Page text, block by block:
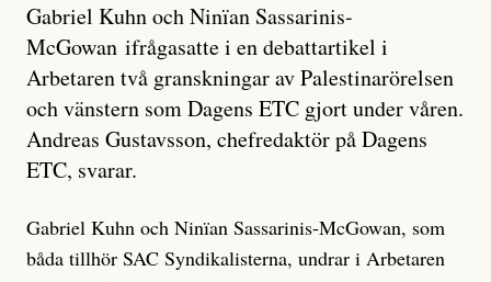
Gabriel Kuhn och Ninïan Sassarinis-
McGowan ifrågasatte i en debattartikel i
Arbetaren två granskningar av Palestinarörelsen
och vänstern som Dagens ETC gjort under våren.
Andreas Gustavsson, chefredaktör på Dagens
ETC, svarar.
Gabriel Kuhn och Ninïan Sassarinis-McGowan, som
båda tillhör SAC Syndikalisterna, undrar i Arbetaren